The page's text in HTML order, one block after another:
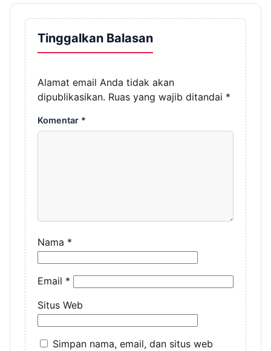
Tinggalkan Balasan
Alamat email Anda tidak akan
dipublikasikan. Ruas yang wajib ditandai *
Komentar *
Nama *
Email *
Situs Web
Simpan nama, email, dan situs web